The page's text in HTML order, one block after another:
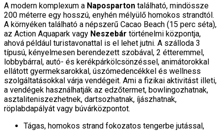
A modern komplexum a Naposparton található, mindössze
200 méterre egy hosszú, enyhén mélyülő homokos strandtól.
A környéken található a népszerű Cacao Beach (15 perc séta),
az Action Aquapark vagy Neszebár történelmi központja,
ahová például turistavonattal is el lehet jutni. A szálloda 3
típusú, kényelmesen berendezett szobával, 2 étteremmel,
lobbybárral, autó- és kerékpárkölcsönzéssel, animátorokkal
ellátott gyermeksarokkal, úszómedencékkel és wellness
szolgáltatásokkal várja vendégeit. Ami a fizikai aktivitást illeti,
a vendégek használhatják az edzőtermet, bowlingozhatnak,
asztaliteniszezhetnek, dartsozhatnak, íjászhatnak,
röplabdapályát vagy búvárközpontot.
Tágas, homokos strand fokozatos tengerbe jutással,